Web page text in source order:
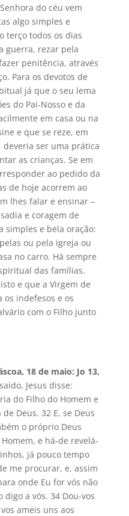
do céu vem
algo simples e
terço todos os dias
guerra, rezar pela
penitência, através
Para os devotos de
já que o seu lema
do Pai-Nosso e da
em casa ou na
e que se reze, em
deveria ser uma prática
as crianças. Se em
ao pedido da
de hoje acorrem ao
lhes falar e ensinar –
e coragem de
simples e bela oração:
ou pela igreja ou
no carro. Há sempre
das famílias.
e que a Virgem de
os indefesos e os
com o Filho junto
18 de maio: Jo 13,
Jesus disse:
do Filho do Homem e
Deus. 32 E, se Deus
o próprio Deus
e há-de revelá-
já pouco tempo
me procurar, e, assim
onde Eu for vós não
digo a vós. 34 Dou-vos
ameis uns aos